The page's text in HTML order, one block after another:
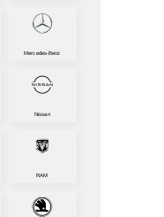
Mercedes-Benz
Nissan
RAM